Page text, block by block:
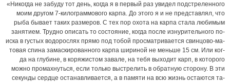
«Ни­ког­да не за­бу­ду тот день, ког­да я в пер­вый раз уви­дел под­стре­лен­но­го
мо­им дру­гом 7-ки­ло­грам­мо­во­го кар­па. До это­го я и не пред­став­лял, что
ры­ба бы­ва­ет та­ких раз­ме­ров. С тех пор охо­та на кар­па ста­ла лю­би­мым
за­ня­ти­ем. Труд­но опи­сать то со­сто­я­ние, ког­да по­сле из­ну­ри­тель­но­го по­
ис­ка в гус­тых во­до­рос­лях пря­мо под то­бой про­смат­ри­ва­ет­ся свин­цо­во-ма­
то­вая спи­на за­мас­ки­ро­ван­но­го кар­па ши­ри­ной не мень­ше 15 см. Или ког­
да на глу­би­не, в ко­ря­жис­том за­ва­ле, на те­бя вы­хо­дит карп, в ко­то­ро­го
мож­но про­мах­нуть­ся, ес­ли толь­ко вы­стре­лить в об­рат­ную сто­ро­ну. В эти
се­кун­ды сер­д­це оста­нав­ли­ва­ет­ся, а в па­мя­ти на всю жизнь оста­ют­ся та­